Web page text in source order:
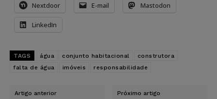
Nextdoor E-mail Mastodon
LinkedIn
TAGS água conjunto habitacional
construtora
falta de água
imóveis responsabilidade
Artigo anterior Próximo artigo